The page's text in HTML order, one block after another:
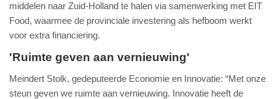
middelen naar Zuid-Holland te halen via samenwerking met EIT
Food, waarmee de provinciale investering als hefboom werkt
voor extra financiering.
'Ruimte geven aan vernieuwing'
Meindert Stolk, gedeputeerde Economie en Innovatie: “Met onze
steun geven we ruimte aan vernieuwing. Innovatie heeft de